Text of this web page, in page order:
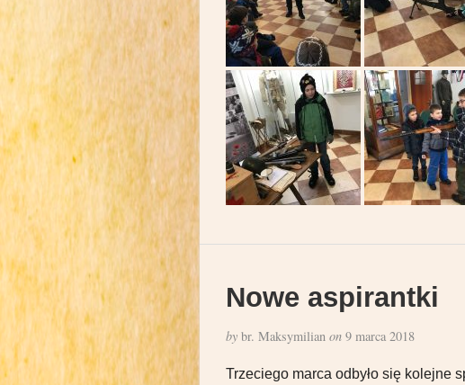
Nowe aspirantki
bybr. Maksymilian on9 marca 2018
Trzeciego marca odbyło się kolejne